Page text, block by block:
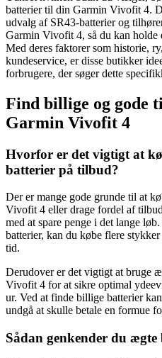
batterier til din Garmin Vivofit 4.
udvalg af SR43-batterier og
Garmin Vivofit 4, så du kan holde
Med deres faktorer som historie,
kundeservice, er disse butikker
forbrugere, der søger dette
Find billige og gode
Garmin Vivofit 4
Hvorfor er det vigtigt at
batterier på tilbud?
Der er mange gode grunde til at
Vivofit 4 eller drage fordel af
med at spare penge i det lange
batterier, kan du købe flere
tid.
Derudover er det vigtigt at bruge
Vivofit 4 for at sikre optimal
ur. Ved at finde billige batterier
undgå at skulle betale en formue
Sådan genkender du